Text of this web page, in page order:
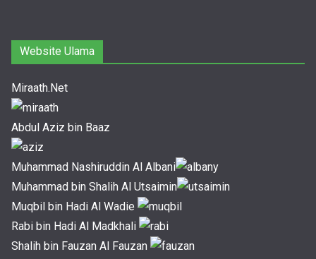
Website Ulama
Miraath.Net
Abdul Aziz bin Baaz
Muhammad Nashiruddin Al Albani
Muhammad bin Shalih Al Utsaimin
Muqbil bin Hadi Al Wadie
Rabi bin Hadi Al Madkhali
Shalih bin Fauzan Al Fauzan